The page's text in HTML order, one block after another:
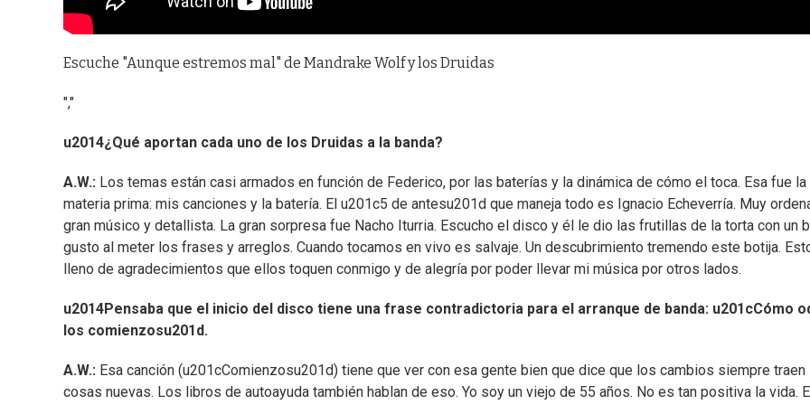
Escuche "Aunque estremos mal" de Mandrake Wolf y los Druidas
","
u2014¿Qué aportan cada uno de los Druidas a la banda?
A.W.: Los temas están casi armados en función de Federico, por las baterías y la dinámica de cómo el toca. Esa fue la
materia prima: mis canciones y la batería. El u201c5 de antesu201d que maneja todo es Ignacio Echeverría. Muy
gran músico y detallista. La gran sorpresa fue Nacho Iturria. Escucho el disco y él le dio las frutillas de la torta con un
gusto al meter los frases y arreglos. Cuando tocamos en vivo es salvaje. Un descubrimiento tremendo este botija.
lleno de agradecimientos que ellos toquen conmigo y de alegría por poder llevar mi música por otros lados.
u2014Pensaba que el inicio del disco tiene una frase contradictoria para el arranque de banda: u201cCómo
los comienzosu201d.
A.W.: Esa canción (u201cComienzosu201d) tiene que ver con esa gente bien que dice que los cambios siempre traen
cosas nuevas. Los libros de autoayuda también hablan de eso. Yo soy un viejo de 55 años. No es tan positiva la vida.